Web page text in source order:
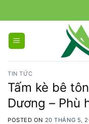
to
content
TIN TỨC
Tấm kè bê
Dương – Phù
POSTED ON 20 THÁNG 5,